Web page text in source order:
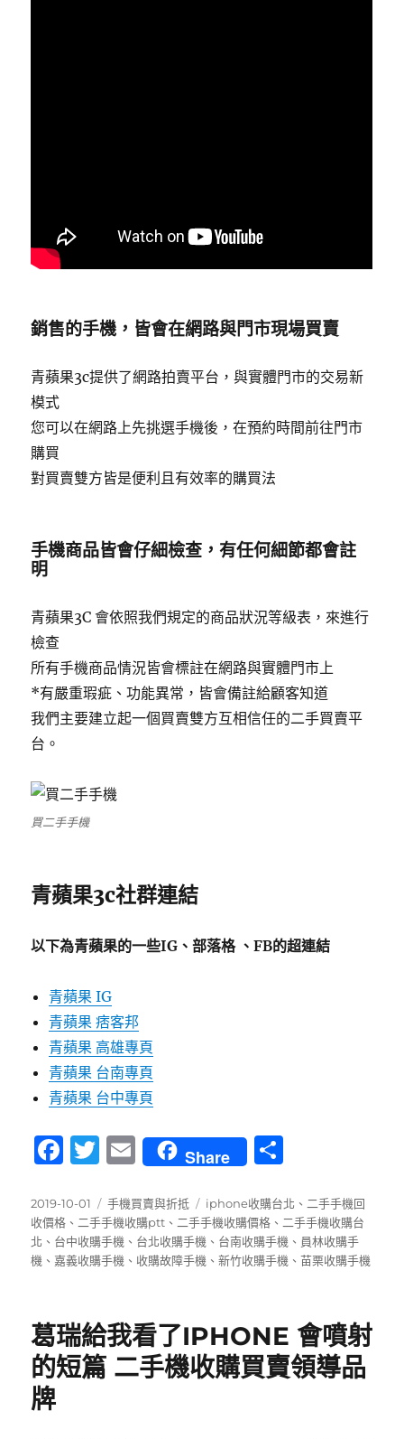
銷售的手機，皆會在網路與門市現場買賣
青蘋果3c提供了網路拍賣平台，與實體門市的交易新
模式
您可以在網路上先挑選手機後，在預約時間前往門市
購買
對買賣雙方皆是便利且有效率的購買法
手機商品皆會仔細檢查，有任何細節都會註
明
青蘋果3C 會依照我們規定的商品狀況等級表，來進行
檢查
所有手機商品情況皆會標註在網路與實體門市上
*有嚴重瑕疵、功能異常，皆會備註給顧客知道
我們主要建立起一個買賣雙方互相信任的二手買賣平
台。
買二手手機
青蘋果3c社群連結
以下為青蘋果的一些IG、部落格 、FB的超連結
青蘋果 IG
青蘋果 痞客邦
青蘋果 高雄專頁
青蘋果 台南專頁
青蘋果 台中專頁
F
c
e
b
o
k
T
it
te
r
E
m
ai
l
Share
發
佈
日
期:
2019-10-01
分
類
手機買賣與折抵
標
籤
iphone收購台北 、 二手手機回
收價格 、 二手手機收購ptt 、 二手手機收購價格 、 二手手機收購台
北 、 台中收購手機 、 台北收購手機 、 台南收購手機 、 員林收購手
機 、 嘉義收購手機 、 收購故障手機 、新竹收購手機 、苗栗收購手機
葛瑞給我看了IPHONE 會噴射
的短篇 二手機收購買賣領導品
牌